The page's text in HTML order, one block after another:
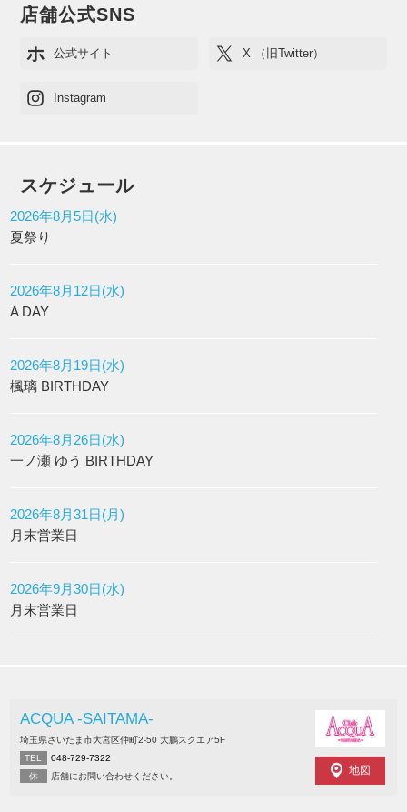
店舗公式SNS
ホ
公式サイト X （旧Twitter）
Instagram
スケジュール
2026年8月5日(水)
夏祭り
2026年8月12日(水)
A DAY
2026年8月19日(水)
楓璃 BIRTHDAY
2026年8月26日(水)
一ノ瀬 ゆう BIRTHDAY
2026年8月31日(月)
月末営業日
2026年9月30日(水)
月末営業日
ACQUA -SAITAMA-
埼玉県さいたま市大宮区仲町2-50 大鵬スクエア5F
TEL
048-729-7322
休
店舗にお問い合わせください。 地図